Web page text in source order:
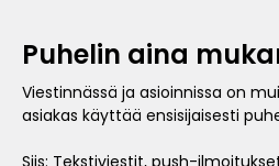
Puhelin aina
Viestinnässä ja asioinnissa on
asiakas käyttää ensisijaisesti
Siis: Tekstiviestit, push-